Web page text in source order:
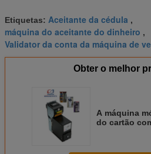
Etiquetas: Aceitante da cédula ,
máquina do aceitante do dinheiro ,
Validator da conta da máquina de
Obter o melhor
A máquina
do cartão